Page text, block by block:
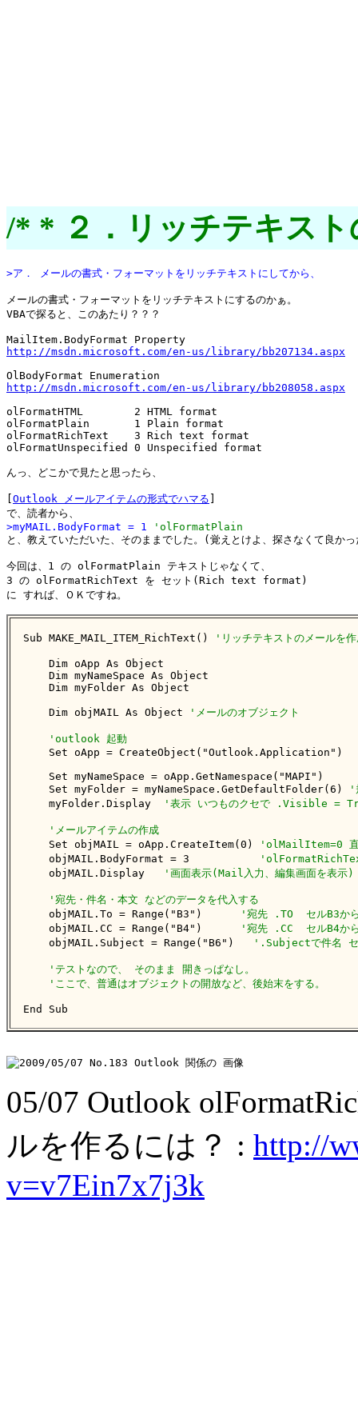
/* * ２．リッチテキス
>ア． メールの書式・フォーマットをリッチテキストにしてから、
メールの書式・フォーマットをリッチテキストにするのかぁ。
VBAで探ると、このあたり？？？
http://msdn.microsoft.com/en-us/library/bb207134.aspx
http://msdn.microsoft.com/en-us/library/bb208058.aspx
olFormatHTML        2 HTML format
olFormatPlain       1 Plain format
olFormatRichText    3 Rich text format
olFormatUnspecified 0 Unspecified format
んっ、どこかで見たと思ったら、
Outlook メールアイテムの形式でハマる
>myMAIL.BodyFormat = 1
'olFormatPlain
と、教えていただいた、そのままでした。(覚えとけよ、探さなくて良か
今回は、1 の olFormatPlain テキストじゃなくて、
3 の olFormatRichText を セット(Rich text format)
に すれば、ＯＫですね。
Sub MAKE_MAIL_ITEM_RichText() 'リッチテキストのメールを
    Dim oApp As Object
    Dim myNameSpace As Object
    Dim myFolder As Object
    Dim objMAIL As Object
'メールのオブジェクト
'outlook 起動
    Set oApp = CreateObject("Outlook.Application")
    Set myNameSpace = oApp.GetNamespace("MAPI")
    Set myFolder = myNameSpace.GetDefaultFolder(6)
'
    myFolder.Display
'表示 いつものクセで .Visible =
'メールアイテムの作成
    Set objMAIL = oApp.CreateItem(0)
'olMailItem=0 直
    objMAIL.BodyFormat = 3
    objMAIL.Display
'画面表示(Mail入力、編集画面を表示)
'宛先・件名・本文 などのデータを代入する
    objMAIL.To = Range("B3")
'宛先 .TO  セルB3か
    objMAIL.CC = Range("B4")
'宛先 .CC  セルB4か
    objMAIL.Subject = Range("B6")
'.Subjectで件名 セ
'テストなので、 そのまま 開きっぱなし。
'ここで、普通はオブジェクトの開放など、後始末をする。
End Sub
05/07 Outlook
ルを作るには？ : http://
v=v7Ein7x7j3k